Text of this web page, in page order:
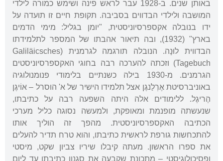
באותן שנים. ב-1928 עבר לראש פינה ושימש כמורה לילדי
המושבה ולילדי הבדווים בסביבה. תקופת חיים זו תועדה על
ידו בנובלה אקספרסיוניסטית, "יומן בגליל: מימי הדמים
בארץ" (1932), ובה תיאור אהבתו של המספר לתלמידתו
הבדווית לוּנָה. הנובלה תורגמה לגרמנית (Galiläicsches
Tagebuch) וזכתה להערכה רבה בחוגי האקספרסיוניסטים
הגרמנים. מ-1930 בילה כשנתיים בלימודי פנומנולוגיה
באוניברסיטת אֶרְלַנגֶן אצל תלמידו הישיר של א' הוסרל – אוֹיגֶן
הֶריגֶל. ללימודים אלה היתה השפעה רבה על כתיבתו,
שנעשתה מופנמת ומאופקת, ולמעשה נסוגה כליל מערכי
הכתיבה האקספרסיוניסטית. מהפך זה הוליך אותו
להתכחשות גורפת לראשית כתיבתו, והוא טרח תדיר להעלים
את ספרו הראשון. מעתה קיבלו שיריו צביון שקט, מיסטי
ופסיכולוגיסטי – מתכונת שקבעה את סגנון כתיבתו עד ליום